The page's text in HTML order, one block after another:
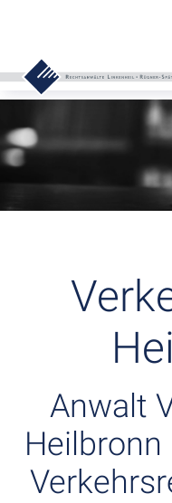
Anwalt
Heilbronn